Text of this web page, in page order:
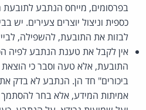
בפרסומים, מייחס הנתבע
כספית וניצול יוצרים צעירים. יש
לבזות את התובעת, להשפילה,
אין לקבל את טענת הנתבע לפיה
התובעת, אלא טעה וסבר כי הוצאת
ביכורים" חד הן. הנתבע לא בדק
אמיתות המידע, אלא בחר